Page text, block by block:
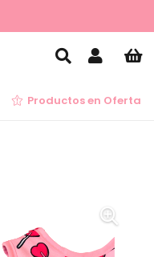
Productos en Oferta